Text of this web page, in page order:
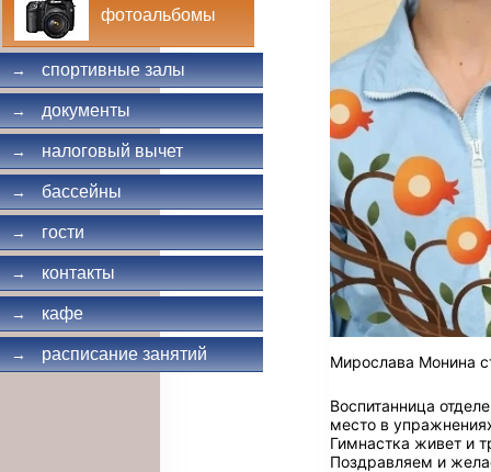
фотоальбомы
→ спортивные залы
→ документы
→ налоговый вычет
→ бассейны
→ гости
→ контакты
→ кафе
→ расписание занятий Мирослава Монина
Воспитанница
место в
Гимнастка живет и
Поздравляем и